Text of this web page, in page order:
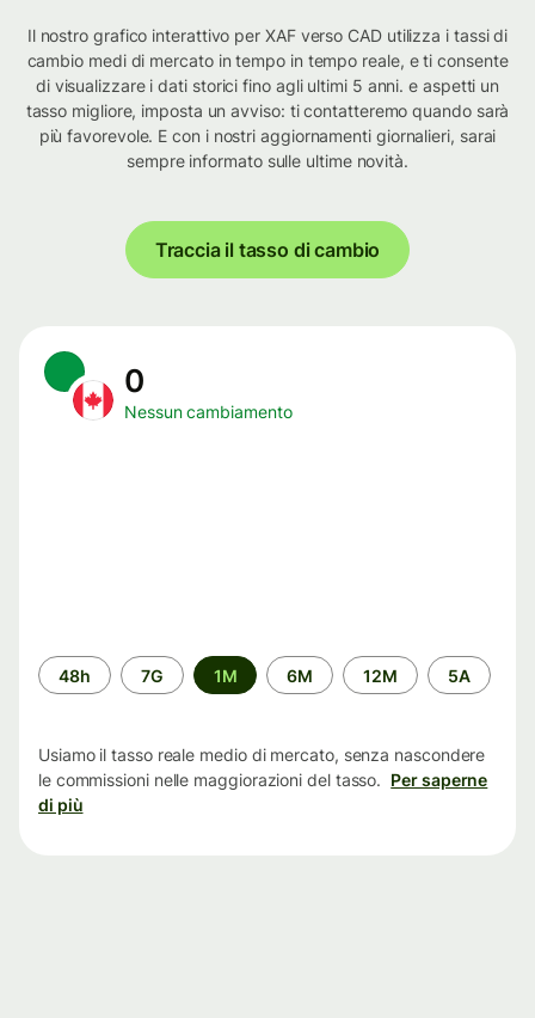
Il nostro grafico interattivo per XAF verso CAD utilizza i tassi di
cambio medi di mercato in tempo in tempo reale, e ti consente
di visualizzare i dati storici fino agli ultimi 5 anni. e aspetti un
tasso migliore, imposta un avviso: ti contatteremo quando sarà
più favorevole. E con i nostri aggiornamenti giornalieri, sarai
sempre informato sulle ultime novità.
Traccia il tasso di cambio
0
Nessun cambiamento
Periodo
di
48h 7G 1M 6M 12M 5A
Usiamo il tasso reale medio di mercato, senza nascondere
le commissioni nelle maggiorazioni del tasso. Per saperne
di più